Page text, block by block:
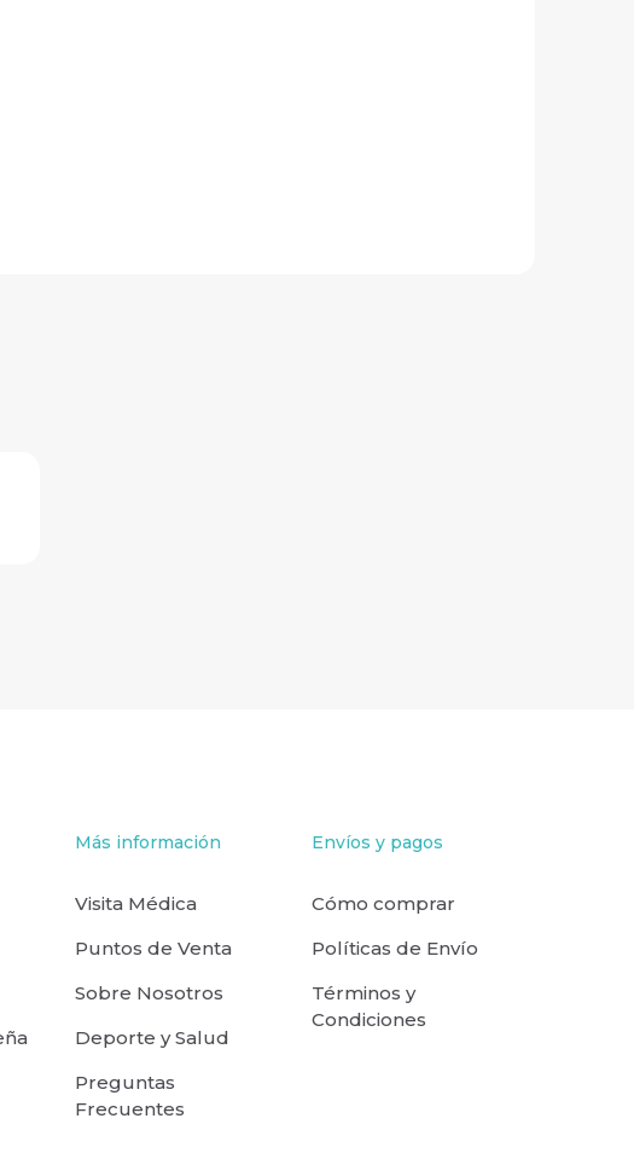
Más información
Visita Médica
Puntos de Venta
Sobre Nosotros
Deporte y Salud
Preguntas
Frecuentes
Envíos y pagos
Cómo comprar
Políticas de Envío
Términos y
Condiciones